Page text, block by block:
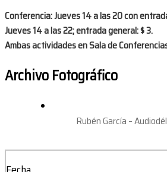
Conferencia: Jueves 14 a las 20 con
Jueves 14 a las 22; entrada general: $ 3.
Ambas actividades en Sala de
Archivo Fotográfico
Rubén García –